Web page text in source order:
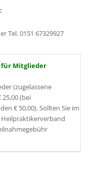
Tel. 0151 67329927
für Mitglieder
(zugelassene
(bei
€ 50,00). Sollten Sie im